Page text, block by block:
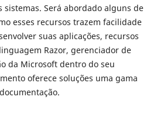
sistemas. Será abordado alguns de
esses recursos trazem facilidade
suas aplicações, recursos
Razor, gerenciador de
da Microsoft dentro do seu
oferece soluções uma gama